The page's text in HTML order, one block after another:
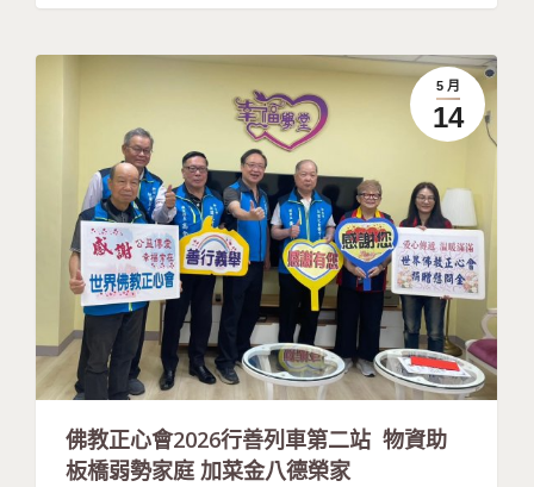
5 月
14
佛教正心會2026行善列車第二站 物資助
板橋弱勢家庭 加菜金八德榮家